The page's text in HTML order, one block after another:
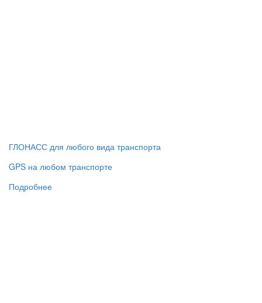
ГЛОНАСС для любого вида транспорта
GPS на любом транспорте
Подробнее